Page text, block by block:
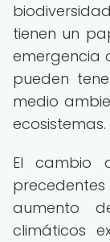
tienen un
emergencia
pueden
medio
ecosistemas.
El cambio
aumento
climáticos